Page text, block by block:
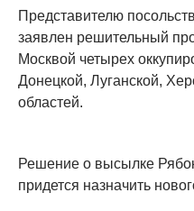
Представителю
заявлен решительный
Москвой четырех
Донецкой, Луганской,
областей.
Решение о высылке
придется назначить